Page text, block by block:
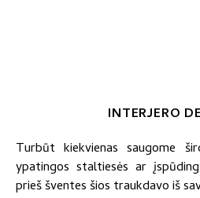
INTERJERO
Turbūt kiekvienas saugome
ypatingos staltiesės ar
prieš šventes šios traukdavo iš